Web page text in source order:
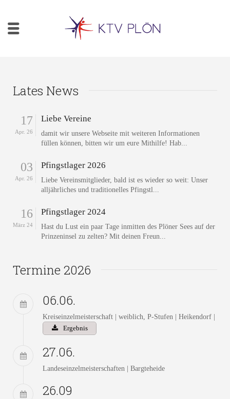
Lates News
17
Apr. 26
Liebe Vereine
damit wir unsere Webseite mit weiteren Informationen
füllen können, bitten wir um eure Mithilfe! Hab...
03
Apr. 26
Pfingstlager 2026
Liebe Vereinsmitglieder, bald ist es wieder so weit: Unser
alljährliches und traditionelles Pfingstl...
16
März 24
Pfingstlager 2024
Hast du Lust ein paar Tage inmitten des Plöner Sees auf der
Prinzeninsel zu zelten? Mit deinen Freun...
Termine 2026
06.06.
Kreiseinzelmeisterschaft | weiblich, P-Stufen | Heikendorf |
Ergebnis
27.06.
Landeseinzelmeisterschaften | Bargteheide
26.09